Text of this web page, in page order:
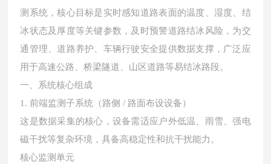
测系统，核心目标是实时感知道路表面的温度、湿度、结
冰状态及厚度等关键参数，及时预警道路结冰风险，为交
通管理、道路养护、车辆行驶安全提供数据支撑，广泛应
用于高速公路、桥梁隧道、山区道路等易结冰路段。
一、系统核心组成
1. 前端监测子系统（路侧 / 路面布设设备）
这是数据采集的核心，设备需适应户外低温、雨雪、强电
磁干扰等复杂环境，具备高稳定性和抗干扰能力。
核心监测单元